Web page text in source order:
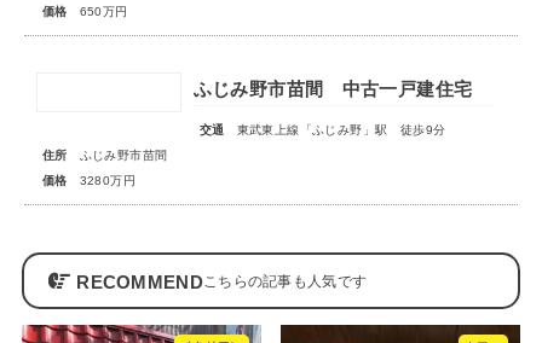
価格
650万円
ふじみ野市苗間 中古一戸建住宅
交通
東武東上線「ふじみ野」駅 徒歩9分
住所
ふじみ野市苗間
価格
3280万円
RECOMMEND